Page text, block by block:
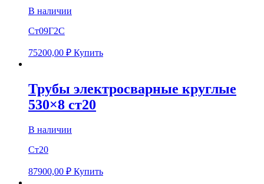
В наличии
Ст09Г2С
75200,00 ₽ Купить
Трубы электросварные круглые
530×8 ст20
В наличии
Ст20
87900,00 ₽ Купить